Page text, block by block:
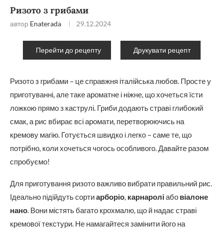
Ризото з грибами
автор Enaterada 29.12.2024
Перейти до рецепту Друкувати рецепт
Ризото з грибами – це справжня італійська любов. Просте у
приготуванні, але таке ароматне і ніжне, що хочеться їсти
ложкою прямо з каструлі. Гриби додають страві глибокий
смак, а рис вбирає всі аромати, перетворюючись на
кремову магію. Готується швидко і легко – саме те, що
потрібно, коли хочеться чогось особливого. Давайте разом
спробуємо!
Для приготування ризото важливо вибрати правильний рис.
Ідеально підійдуть сортиарборіо, карнаролі або віалоне
нано. Вони містять багато крохмалю, що й надає страві
кремової текстури. Не намагайтеся замінити його на